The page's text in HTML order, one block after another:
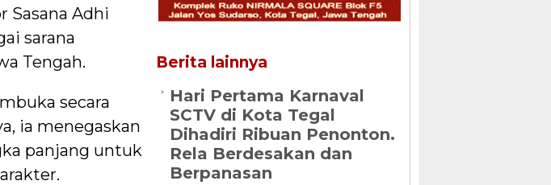
Sasana Adhi
sarana
Tengah.
secara
ia menegaskan
panjang untuk
Berita lainnya
Hari Pertama Karnaval
SCTV di Kota Tegal
Dihadiri Ribuan Penonton.
Rela Berdesakan dan
Berpanasan